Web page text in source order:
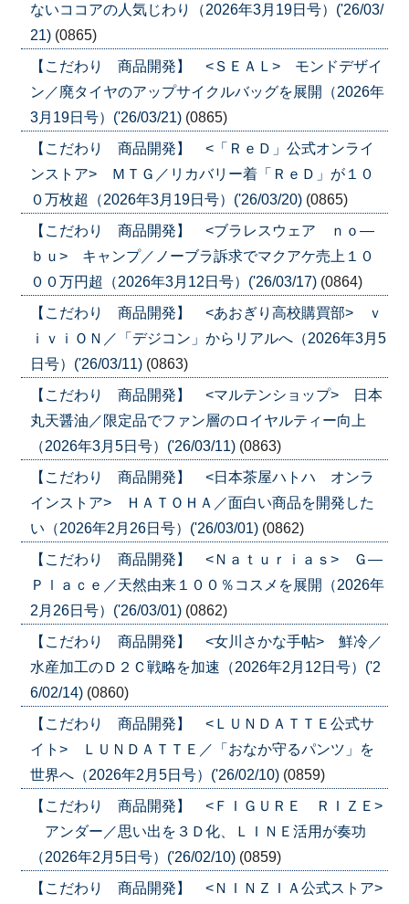
ないココアの人気じわり（2026年3月19日号）('26/03/
21) (0865)
【こだわり 商品開発】 <ＳＥＡＬ> モンドデザイ
ン／廃タイヤのアップサイクルバッグを展開（2026年
3月19日号）('26/03/21) (0865)
【こだわり 商品開発】 <「ＲｅＤ」公式オンライ
ンストア> ＭＴＧ／リカバリー着「ＲｅＤ」が１０
０万枚超（2026年3月19日号）('26/03/20) (0865)
【こだわり 商品開発】 <ブラレスウェア ｎｏ―
ｂｕ> キャンプ／ノーブラ訴求でマクアケ売上１０
００万円超（2026年3月12日号）('26/03/17) (0864)
【こだわり 商品開発】 <あおぎり高校購買部> ｖ
ｉｖｉＯＮ／「デジコン」からリアルへ（2026年3月5
日号）('26/03/11) (0863)
【こだわり 商品開発】 <マルテンショップ> 日本
丸天醤油／限定品でファン層のロイヤルティー向上
（2026年3月5日号）('26/03/11) (0863)
【こだわり 商品開発】 <日本茶屋ハトハ オンラ
インストア> ＨＡＴＯＨＡ／面白い商品を開発した
い（2026年2月26日号）('26/03/01) (0862)
【こだわり 商品開発】 <Ｎａｔｕｒｉａｓ> Ｇ―
Ｐｌａｃｅ／天然由来１００％コスメを展開（2026年
2月26日号）('26/03/01) (0862)
【こだわり 商品開発】 <女川さかな手帖> 鮮冷／
水産加工のＤ２Ｃ戦略を加速（2026年2月12日号）('2
6/02/14) (0860)
【こだわり 商品開発】 <ＬＵＮＤＡＴＴＥ公式サ
イト> ＬＵＮＤＡＴＴＥ／「おなか守るパンツ」を
世界へ（2026年2月5日号）('26/02/10) (0859)
【こだわり 商品開発】 <ＦＩＧＵＲＥ ＲＩＺＥ>
アンダー／思い出を３Ｄ化、ＬＩＮＥ活用が奏功
（2026年2月5日号）('26/02/10) (0859)
【こだわり 商品開発】 <ＮＩＮＺＩＡ公式ストア>